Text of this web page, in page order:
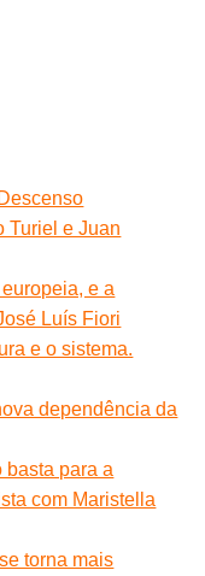
Turiel e Juan
e a
Luís Fiori
e o sistema.
dependência da
basta para a
com Maristella
torna mais